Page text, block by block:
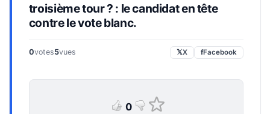
troisième tour ? : le candidat en tête
contre le vote blanc.
0votes5vues 𝕏X fFacebook
0